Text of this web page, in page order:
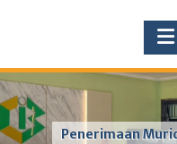
Penerimaan